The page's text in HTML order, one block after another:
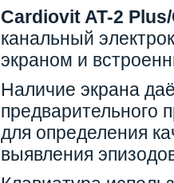
Cardiovit AT-2
канальный
экраном и
Наличие экрана
предварительного
для определения
выявления